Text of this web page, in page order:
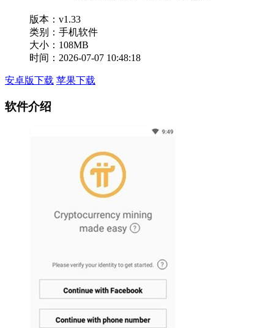
版本： v1.33
类别：手机软件
大小：108MB
时间：2026-07-07 10:48:18
安卓版下载 苹果下载
软件介绍